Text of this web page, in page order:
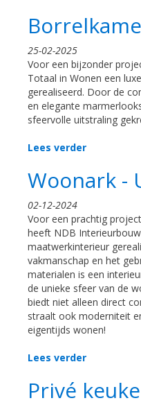
25-02-2025
Voor een bijzonder
Totaal in Wonen een
gerealiseerd. Door de
en elegante
sfeervolle uitstraling
Lees verder
Woonark -
02-12-2024
Voor een prachtig
heeft NDB
maatwerkinterieur
vakmanschap en het
materialen is een
de unieke sfeer van de
biedt niet alleen direct
straalt ook moderniteit
eigentijds wonen!
Lees verder
Privé